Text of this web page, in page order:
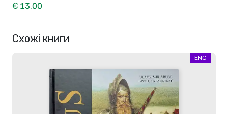
€ 13,00
Схожі книги
ENG